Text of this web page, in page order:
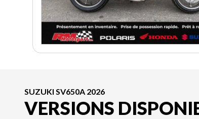
SUZUKI SV650A 2026
VERSIONS